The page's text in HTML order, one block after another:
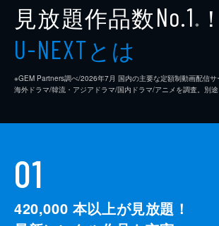
見放題作品数No.1 ※ ！
U-NEXTとは
※GEM Partners調べ/2026年7⽉ 国内の主要な定額制動画配信
海外ドラマ/韓流・アジアドラマ/国内ドラマ/アニメを調査。別途
01
420,000 本以上が見放題！